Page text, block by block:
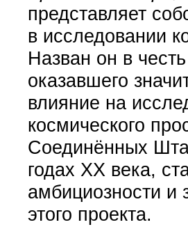
представляет
в исследовании
Назван он в
оказавшего
влияние на
космического
Соединённых
годах XX века,
амбициозности и
этого проекта.